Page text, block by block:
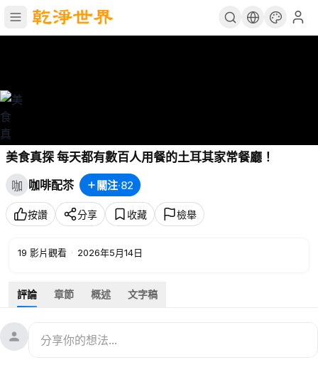
美食真探 每天都有數百人用餐的土耳其家常餐廳！
咖 咖啡配苶 關注·82
按讚 分享 收藏 檢舉
19 影片觀看 · 2026年5月14日
評論 章節 概述 文字稿